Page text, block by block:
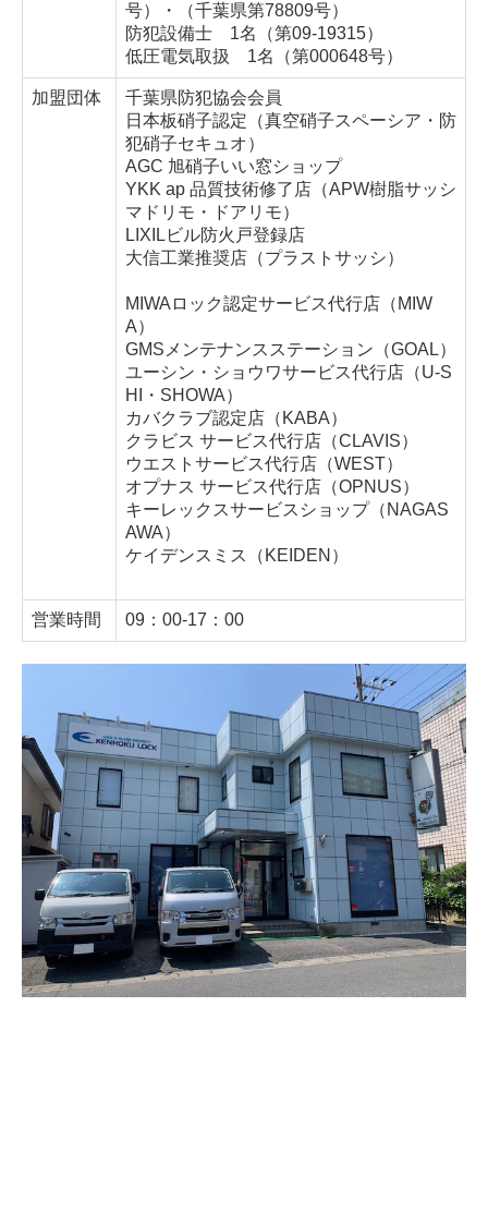
ドアカバー工法
ドア枠修理
シャッター・自動ドア
防音ドア・テンパードア
ドアクローザー
フロアヒンジ
戸車・吊り戸
浴室ドア・折れ戸
隔壁版・網戸
窓・硝子関連工事 エコ硝子
エコガラス（スペーシア）
内窓 プラストサッシ
サッシカバー工法
硝子修理
鏡
窓フィルム・ダイノック施工
排煙窓
号）・（千葉県第78809号）
防犯設備士 1名（第09-19315）
低圧電気取扱 1名（第000648号）
加盟団体
千葉県防犯協会会員
日本板硝子認定（真空硝子スペーシア・防
犯硝子セキュオ）
AGC 旭硝子いい窓ショップ
YKK ap 品質技術修了店（APW樹脂サッシ
マドリモ・ドアリモ）
LIXILビル防火戸登録店
大信工業推奨店（プラストサッシ）
MIWAロック認定サービス代行店（MIW
A）
GMSメンテナンスステーション（GOAL）
ユーシン・ショウワサービス代行店（U-S
HI・SHOWA）
カバクラブ認定店（KABA）
クラビス サービス代行店（CLAVIS）
ウエストサービス代行店（WEST）
オプナス サービス代行店（OPNUS）
キーレックスサービスショップ（NAGAS
AWA）
ケイデンスミス（KEIDEN）
営業時間 09：00-17：00